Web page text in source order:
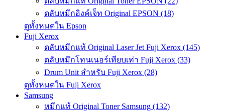
ตลับหมึกอิงค์เจ็ท Original EPSON (18)
ดูทั้งหมดใน Epson
Fuji Xerox
ตลับหมึกแท้ Original Laser Jet Fuji Xerox (145)
ตลับหมึกโทนเนอร์เทียบเท่า Fuji Xerox (33)
Drum Unit สำหรับ Fuji Xerox (28)
ดูทั้งหมดใน Fuji Xerox
Samsung
หมึกแท้ Original Toner Samsung (132)